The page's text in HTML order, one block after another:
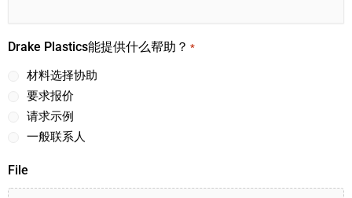
Drake Plastics能提供什么帮助？ *
材料选择协助
要求报价
请求示例
一般联系人
File